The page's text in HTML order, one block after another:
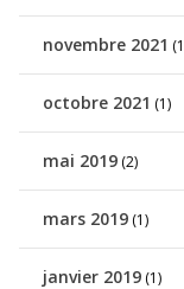
novembre 2021
octobre 2021 (1)
mai 2019 (2)
mars 2019 (1)
janvier 2019 (1)